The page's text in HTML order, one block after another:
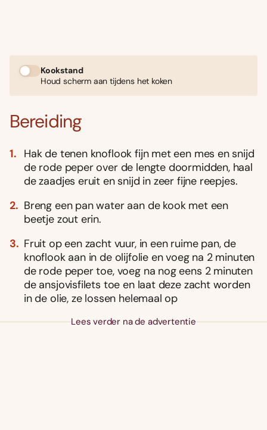
Kookstand
Houd scherm aan tijdens het koken
Bereiding
Hak de tenen knoflook fijn met een mes en snijd
de rode peper over de lengte doormidden, haal
de zaadjes eruit en snijd in zeer fijne reepjes.
Breng een pan water aan de kook met een
beetje zout erin.
Fruit op een zacht vuur, in een ruime pan, de
knoflook aan in de olijfolie en voeg na 2 minuten
de rode peper toe, voeg na nog eens 2 minuten
de ansjovisfilets toe en laat deze zacht worden
in de olie, ze lossen helemaal op
Lees verder na de advertentie